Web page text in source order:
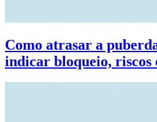
Como atrasar a
indicar bloqueio, riscos